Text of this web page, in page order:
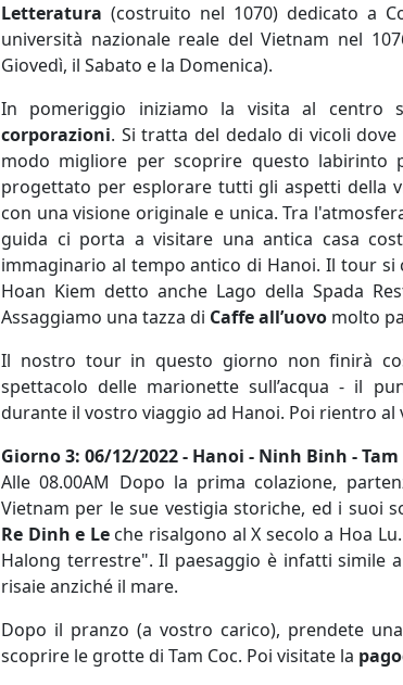
Letteratura (costruito nel 1070) dedicato a
università nazionale reale del Vietnam nel
Giovedì, il Sabato e la Domenica).
In pomeriggio iniziamo la visita al
corporazioni. Si tratta del dedalo di vicoli
modo migliore per scoprire questo
progettato per esplorare tutti gli aspetti della
con una visione originale e unica. Tra
guida ci porta a visitare una antica casa
immaginario al tempo antico di Hanoi. Il tour
Hoan Kiem detto anche Lago della Spada
Assaggiamo una tazza di Caffe all’uovo molto
Il nostro tour in questo giorno non finirà
spettacolo delle marionette sull’acqua - il
durante il vostro viaggio ad Hanoi. Poi rientro
Giorno3: 06/12/2022 - Hanoi - Ninh Binh -
Alle 08.00AM Dopo la prima colazione,
Vietnam per le sue vestigia storiche, ed i suoi
Re Dinh e Le che risalgono al X secolo a Hoa
Halong terrestre". Il paesaggio è infatti simile
risaie anziché il mare.
Dopo il pranzo (a vostro carico), prendete
scoprire le grotte di Tam Coc. Poi visitate la